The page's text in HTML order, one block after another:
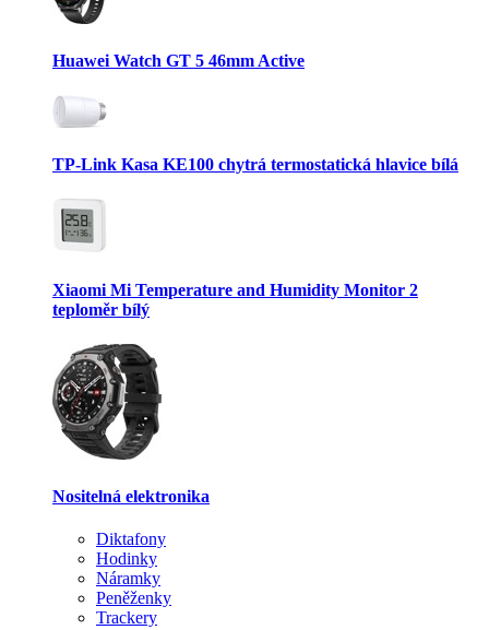
Huawei Watch GT 5 46mm Active
TP-Link Kasa KE100 chytrá termostatická hlavice bílá
Xiaomi Mi Temperature and Humidity Monitor 2
teploměr bílý
Nositelná elektronika
Diktafony
Hodinky
Náramky
Peněženky
Trackery